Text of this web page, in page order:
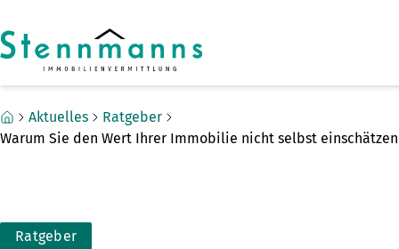
Zum Fuß springen
Aktuelles
Ratgeber
Warum Sie den Wert Ihrer Immobilie nicht selbst
Ratgeber